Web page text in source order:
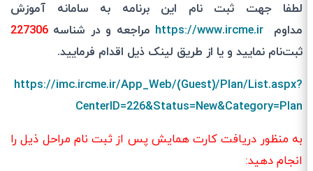
لطفا جهت ثبت نام این برنامه به سامانه آموزش
مداوم
https://www.ircme.irمراجعه و در شناسه 227306
ثبت‌نام نمایید و یا از طریق لینک ذیل اقدام فرمایید.
https://imc.ircme.ir/App_Web/(Guest)/Plan/List.aspx?
CenterID=226&Status=New&Category=Plan
به منظور دریافت کارت همایش پس از ثبت نام مراحل ذیل را
انجام دهید: